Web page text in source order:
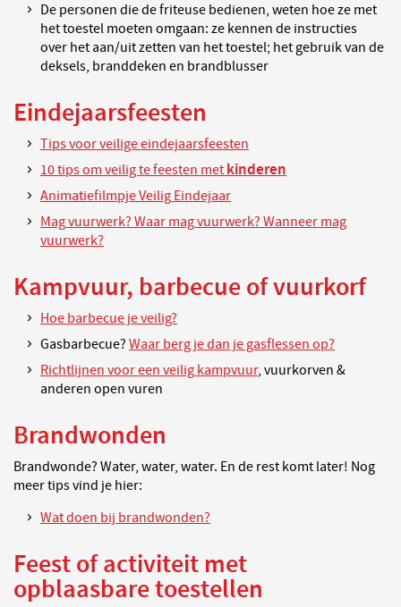
De personen die de friteuse bedienen, weten hoe ze met
het toestel moeten omgaan: ze kennen de instructies
over het aan/uit zetten van het toestel; het gebruik van de
deksels, branddeken en brandblusser
Eindejaarsfeesten
Tips voor veilige eindejaarsfeesten
10 tips om veilig te feesten met kinderen
Animatiefilmpje Veilig Eindejaar
Mag vuurwerk? Waar mag vuurwerk? Wanneer mag
vuurwerk?
Kampvuur, barbecue of vuurkorf
Hoe barbecue je veilig?
Gasbarbecue? Waar berg je dan je gasflessen op?
Richtlijnen voor een veilig kampvuur, vuurkorven &
anderen open vuren
Brandwonden
Brandwonde? Water, water, water. En de rest komt later! Nog
meer tips vind je hier:
Wat doen bij brandwonden?
Feest of activiteit met
opblaasbare toestellen